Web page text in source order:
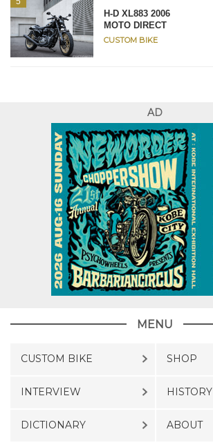
H-D XL883 2006
MOTO DIRECT
CUSTOM BIKE
AD
MENU
CUSTOM BIKE SHOP
INTERVIEW HISTORY
DICTIONARY ABOUT